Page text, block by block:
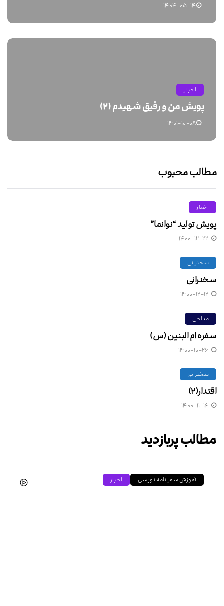
۱۴۰۴-۰۵-۱۴
اخبار
پویش من و رفیق شهیدم (۲)
۱۴۰۱-۱۰-۰۸
مطالب محبوب
اخبار
پویش تولید “نوانما”
۱۴۰۰-۱۲-۲۲
سخنرانی
سخنرانی
۱۴۰۰-۱۲-۱۲
مداحی
سفره ام البنین (س)
۱۴۰۰-۱۰-۲۶
سخنرانی
اقتدار(۲)
۱۴۰۰-۱۱-۱۶
مطالب پربازدید
آموزش سفر نامه نویسی اخبار